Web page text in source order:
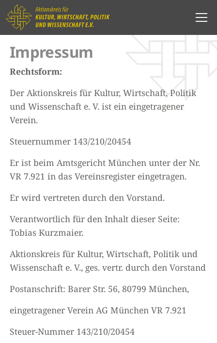
Impressum
Rechtsform:
Der Aktionskreis für Kultur, Wirtschaft, Politik
und Wissenschaft e. V. ist ein eingetragener
Verein.
Steuernummer 143/210/20454
Er ist beim Amtsgericht München unter der Nr.
VR 7.921 in das Vereinsregister eingetragen.
Er wird vertreten durch den Vorstand.
Verantwortlich für den Inhalt dieser Seite:
Tobias Kurzmaier.
Aktionskreis für Kultur, Wirtschaft, Politik und
Wissenschaft e. V., ges. vertr. durch den Vorstand
Postanschrift: Barer Str. 56, 80799 München,
eingetragener Verein AG München VR 7.921
Steuer-Nummer 143/210/20454